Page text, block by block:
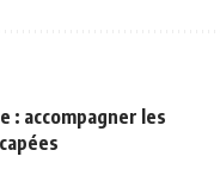
: accompagner les